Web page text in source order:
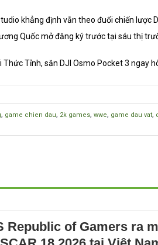
khẳng định vẫn theo đuổi chiến lược
Quốc mở đăng ký trước tại sáu thị
Tỉnh, săn DJI Osmo Pocket 3 ngay
, game chien dau, 2k games, wwe, game dau vat,
Republic of Gamers ra